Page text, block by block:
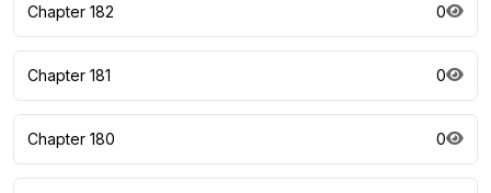
Chapter 182 0
Chapter 181 0
Chapter 180 0